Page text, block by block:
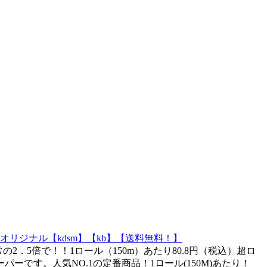
ジナル【kdsm】【kb】【送料無料！】
5倍で！！1ロール（150m）あたり80.8円（税込）超ロ
ーです。人気NO.1の定番商品！1ロール(150M)あたり！